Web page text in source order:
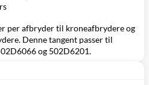
per afbryder til kroneafbrydere og
Denne tangent passer til
og 502D6201.